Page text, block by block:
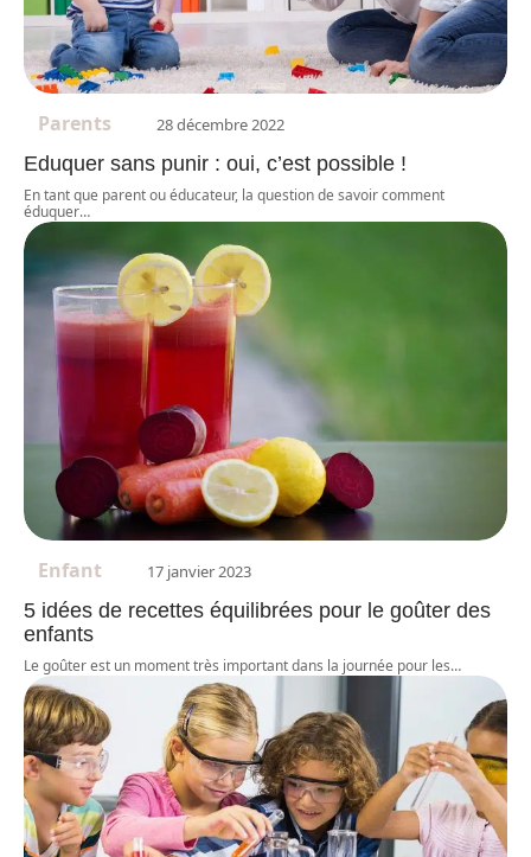
Parents 28 décembre 2022
Eduquer sans punir : oui, c’est possible !
En tant que parent ou éducateur, la question de savoir comment
éduquer…
Enfant 17 janvier 2023
5 idées de recettes équilibrées pour le goûter des
enfants
Le goûter est un moment très important dans la journée pour les…